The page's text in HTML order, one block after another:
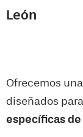
León
Ofrecemos
diseñados para
específicas